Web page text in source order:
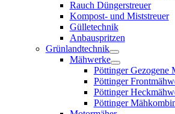
Rauch Düngerstreuer
Kompost- und Miststreuer
Gülletechnik
Anbauspritzen
Grünlandtechnik
Mähwerke
Pöttinger Gezogene
Pöttinger
Pöttinger
Pöttinger